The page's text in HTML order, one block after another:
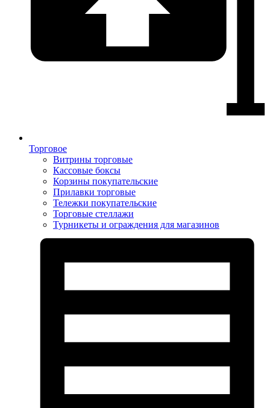
Торговое
Витрины торговые
Кассовые боксы
Корзины покупательские
Прилавки торговые
Тележки покупательские
Торговые стеллажи
Турникеты и ограждения для магазинов